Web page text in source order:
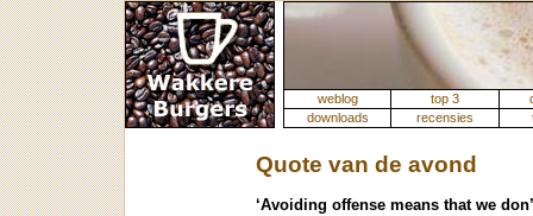
weblog top 3
downloads
recensies
Quote van de avond
‘Avoiding offense means that we